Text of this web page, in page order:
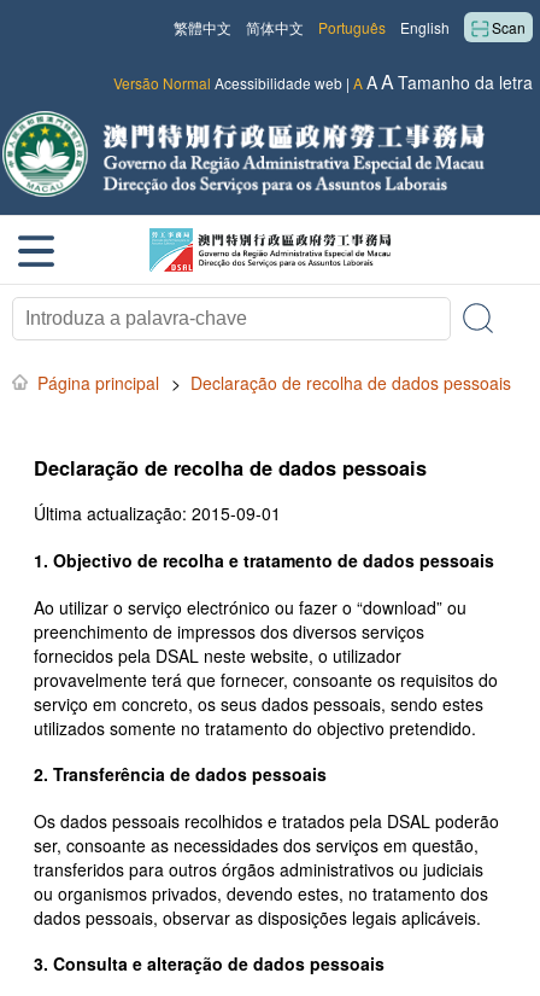
Scan
English
Português
简体中文
繁體中文
Versão Normal Acessibilidade web | AAATamanho da letra
Página principal > Declaração de recolha de dados pessoais
Declaração de recolha de dados pessoais
Última actualização: 2015-09-01
1. Objectivo de recolha e tratamento de dados pessoais
Ao utilizar o serviço electrónico ou fazer o “download” ou
preenchimento de impressos dos diversos serviços
fornecidos pela DSAL neste website, o utilizador
provavelmente terá que fornecer, consoante os requisitos do
serviço em concreto, os seus dados pessoais, sendo estes
utilizados somente no tratamento do objectivo pretendido.
2. Transferência de dados pessoais
Os dados pessoais recolhidos e tratados pela DSAL poderão
ser, consoante as necessidades dos serviços em questão,
transferidos para outros órgãos administrativos ou judiciais
ou organismos privados, devendo estes, no tratamento dos
dados pessoais, observar as disposições legais aplicáveis.
3. Consulta e alteração de dados pessoais